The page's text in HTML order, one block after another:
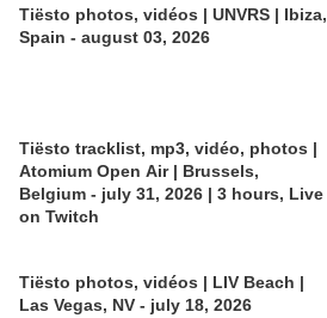
Tiësto photos, vidéos | UNVRS | Ibiza,
Spain - august 03, 2026
Tiësto tracklist, mp3, vidéo, photos |
Atomium Open Air | Brussels,
Belgium - july 31, 2026 | 3 hours, Live
on Twitch
Tiësto photos, vidéos | LIV Beach |
Las Vegas, NV - july 18, 2026